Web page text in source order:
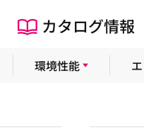
カタログ情報
環境性能